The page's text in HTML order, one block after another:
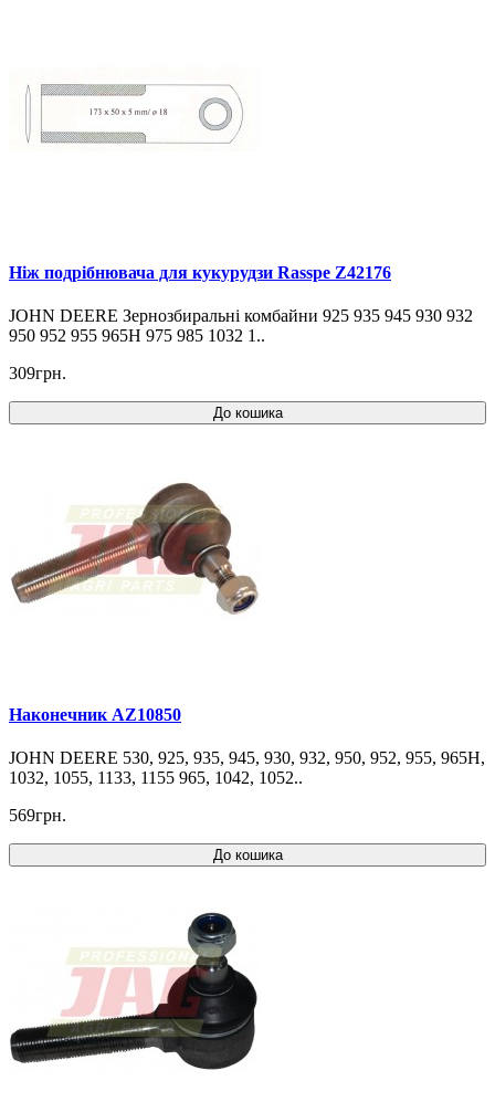
Ніж подрібнювача для кукурудзи Rasspe Z42176
JOHN DEERE Зернозбиральні комбайни 925 935 945 930 932
950 952 955 965H 975 985 1032 1..
309грн.
До кошика
Наконечник AZ10850
JOHN DEERE 530, 925, 935, 945, 930, 932, 950, 952, 955, 965H,
1032, 1055, 1133, 1155 965, 1042, 1052..
569грн.
До кошика